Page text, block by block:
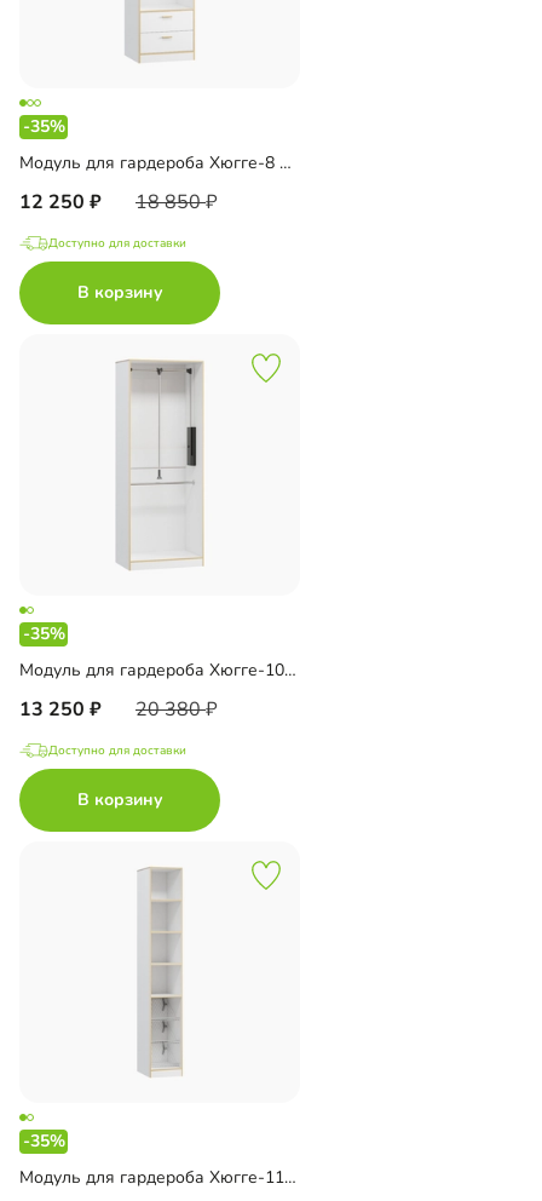
-35%
Модуль для гардероба Хюгге-8 Белый
12 250 18 850
Доступно для доставки
В корзину
-35%
Модуль для гардероба Хюгге-10 Белый
13 250 20 380
Доступно для доставки
В корзину
-35%
Модуль для гардероба Хюгге-11 Белый